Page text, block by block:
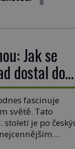
Jak se
dostal do
fascinuje
světě. Tato
je po